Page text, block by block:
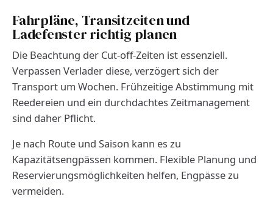
Fahrpläne, Transitzeiten und
Ladefenster richtig planen
Die Beachtung der Cut-off-Zeiten ist essenziell.
Verpassen Verlader diese, verzögert sich der
Transport um Wochen. Frühzeitige Abstimmung mit
Reedereien und ein durchdachtes Zeitmanagement
sind daher Pflicht.
Je nach Route und Saison kann es zu
Kapazitätsengpässen kommen. Flexible Planung und
Reservierungsmöglichkeiten helfen, Engpässe zu
vermeiden.